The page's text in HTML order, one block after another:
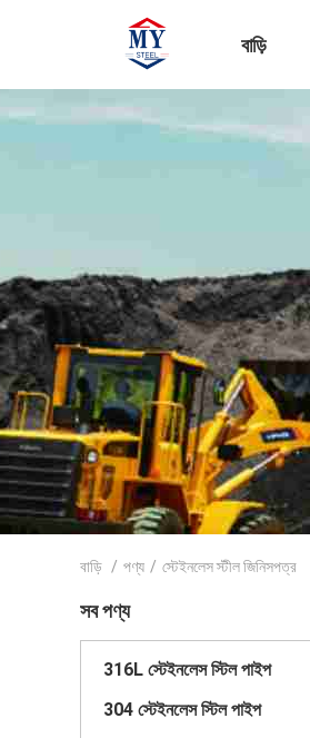
বাড়ি
বাড়ি / পণ্য / স্টেইনলেস স্টীল জিনিসপত্র
সব পণ্য
316L স্টেইনলেস স্টিল পাইপ
304 স্টেইনলেস স্টিল পাইপ